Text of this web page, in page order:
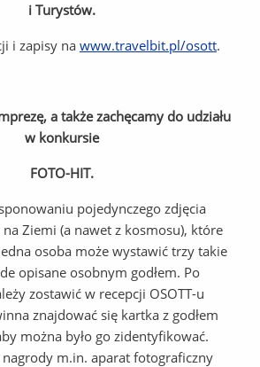
i Turystów.
i zapisy na www.travelbit.pl/osott.
a także zachęcamy do udziału
w konkursie
FOTO-HIT.
pojedynczego zdjęcia
Ziemi (a nawet z kosmosu), które
osoba może wystawić trzy takie
opisane osobnym godłem. Po
zostawić w recepcji OSOTT-u
znajdować się kartka z godłem
można było go zidentyfikować.
m.in. aparat fotograficzny